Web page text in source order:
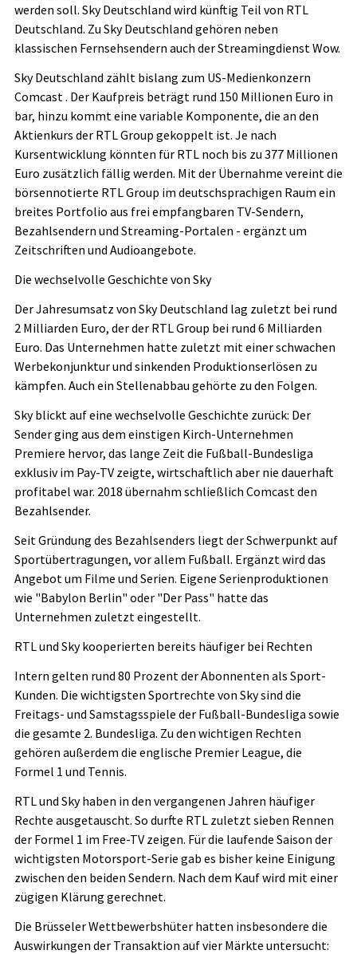
werden soll. Sky Deutschland wird künftig Teil von RTL
Deutschland. Zu Sky Deutschland gehören neben
klassischen Fernsehsendern auch der Streamingdienst Wow.
Sky Deutschland zählt bislang zum US-Medienkonzern
Comcast . Der Kaufpreis beträgt rund 150 Millionen Euro in
bar, hinzu kommt eine variable Komponente, die an den
Aktienkurs der RTL Group gekoppelt ist. Je nach
Kursentwicklung könnten für RTL noch bis zu 377 Millionen
Euro zusätzlich fällig werden. Mit der Übernahme vereint die
börsennotierte RTL Group im deutschsprachigen Raum ein
breites Portfolio aus frei empfangbaren TV-Sendern,
Bezahlsendern und Streaming-Portalen - ergänzt um
Zeitschriften und Audioangebote.
Die wechselvolle Geschichte von Sky
Der Jahresumsatz von Sky Deutschland lag zuletzt bei rund
2 Milliarden Euro, der der RTL Group bei rund 6 Milliarden
Euro. Das Unternehmen hatte zuletzt mit einer schwachen
Werbekonjunktur und sinkenden Produktionserlösen zu
kämpfen. Auch ein Stellenabbau gehörte zu den Folgen.
Sky blickt auf eine wechselvolle Geschichte zurück: Der
Sender ging aus dem einstigen Kirch-Unternehmen
Premiere hervor, das lange Zeit die Fußball-Bundesliga
exklusiv im Pay-TV zeigte, wirtschaftlich aber nie dauerhaft
profitabel war. 2018 übernahm schließlich Comcast den
Bezahlsender.
Seit Gründung des Bezahlsenders liegt der Schwerpunkt auf
Sportübertragungen, vor allem Fußball. Ergänzt wird das
Angebot um Filme und Serien. Eigene Serienproduktionen
wie "Babylon Berlin" oder "Der Pass" hatte das
Unternehmen zuletzt eingestellt.
RTL und Sky kooperierten bereits häufiger bei Rechten
Intern gelten rund 80 Prozent der Abonnenten als Sport-
Kunden. Die wichtigsten Sportrechte von Sky sind die
Freitags- und Samstagsspiele der Fußball-Bundesliga sowie
die gesamte 2. Bundesliga. Zu den wichtigen Rechten
gehören außerdem die englische Premier League, die
Formel 1 und Tennis.
RTL und Sky haben in den vergangenen Jahren häufiger
Rechte ausgetauscht. So durfte RTL zuletzt sieben Rennen
der Formel 1 im Free-TV zeigen. Für die laufende Saison der
wichtigsten Motorsport-Serie gab es bisher keine Einigung
zwischen den beiden Sendern. Nach dem Kauf wird mit einer
zügigen Klärung gerechnet.
Die Brüsseler Wettbewerbshüter hatten insbesondere die
Auswirkungen der Transaktion auf vier Märkte untersucht: